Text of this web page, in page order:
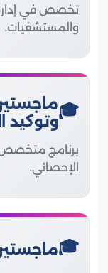
تخصص في
والمستشفيات.
وتوكيد
برنامج
الإحصائي.